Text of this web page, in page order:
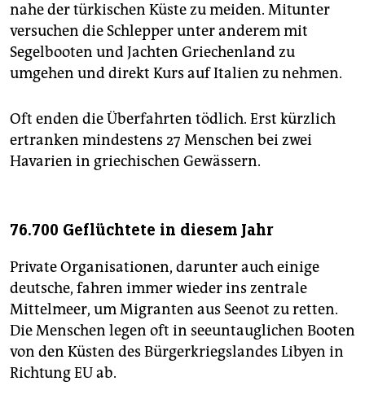
nahe der türkischen Küste zu meiden. Mitunter
versuchen die Schlepper unter anderem mit
Segelbooten und Jachten Griechenland zu
umgehen und direkt Kurs auf Italien zu nehmen.
Oft enden die Überfahrten tödlich. Erst kürzlich
ertranken mindestens 27 Menschen bei zwei
Havarien in griechischen Gewässern.
76.700 Geflüchtete in diesem Jahr
Private Organisationen, darunter auch einige
deutsche, fahren immer wieder ins zentrale
Mittelmeer, um Migranten aus Seenot zu retten.
Die Menschen legen oft in seeuntauglichen Booten
von den Küsten des Bürgerkriegslandes Libyen in
Richtung EU ab.